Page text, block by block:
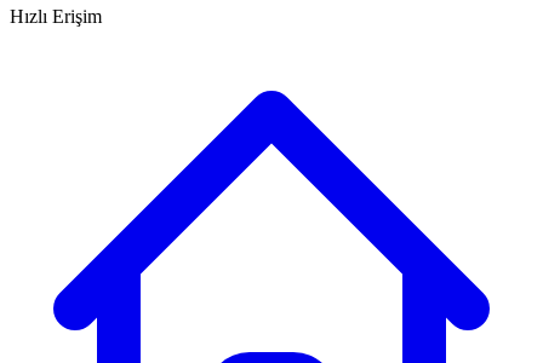
Hızlı Erişim